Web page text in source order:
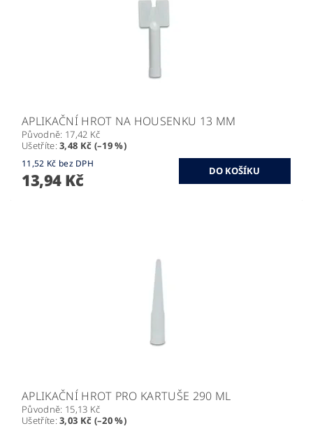
APLIKAČNÍ HROT NA HOUSENKU 13 MM
Původně: 17,42 Kč
Ušetříte:3,48 Kč (–19 %)
11,52 Kč bez DPH
13,94 Kč
APLIKAČNÍ HROT PRO KARTUŠE 290 ML
Původně: 15,13 Kč
Ušetříte:3,03 Kč (–20 %)